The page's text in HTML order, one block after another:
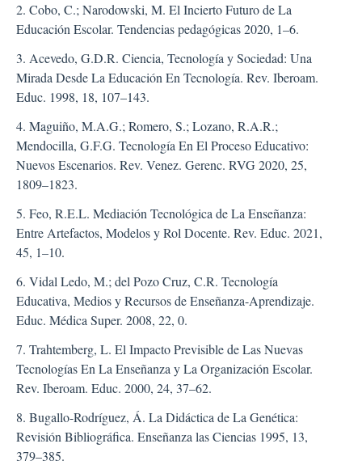
2. Cobo, C.; Narodowski, M. El Incierto Futuro de La
Educación Escolar. Tendencias pedagógicas 2020, 1–6.
3. Acevedo, G.D.R. Ciencia, Tecnología y Sociedad: Una
Mirada Desde La Educación En Tecnología. Rev. Iberoam.
Educ. 1998, 18, 107–143.
4. Maguiño, M.A.G.; Romero, S.; Lozano, R.A.R.;
Mendocilla, G.F.G. Tecnología En El Proceso Educativo:
Nuevos Escenarios. Rev. Venez. Gerenc. RVG 2020, 25,
1809–1823.
5. Feo, R.E.L. Mediación Tecnológica de La Enseñanza:
Entre Artefactos, Modelos y Rol Docente. Rev. Educ. 2021,
45, 1–10.
6. Vidal Ledo, M.; del Pozo Cruz, C.R. Tecnología
Educativa, Medios y Recursos de Enseñanza-Aprendizaje.
Educ. Médica Super. 2008, 22, 0.
7. Trahtemberg, L. El Impacto Previsible de Las Nuevas
Tecnologías En La Enseñanza y La Organización Escolar.
Rev. Iberoam. Educ. 2000, 24, 37–62.
8. Bugallo-Rodríguez, Á. La Didáctica de La Genética:
Revisión Bibliográfica. Enseñanza las Ciencias 1995, 13,
379–385.